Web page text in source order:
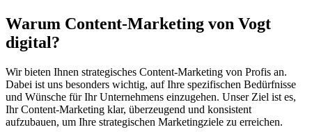
Warum Content-Marketing von Vogt
digital?
Wir bieten Ihnen strategisches Content-Marketing von Profis an.
Dabei ist uns besonders wichtig, auf Ihre spezifischen Bedürfnisse
und Wünsche für Ihr Unternehmens einzugehen. Unser Ziel ist es,
Ihr Content-Marketing klar, überzeugend und konsistent
aufzubauen, um Ihre strategischen Marketingziele zu erreichen.